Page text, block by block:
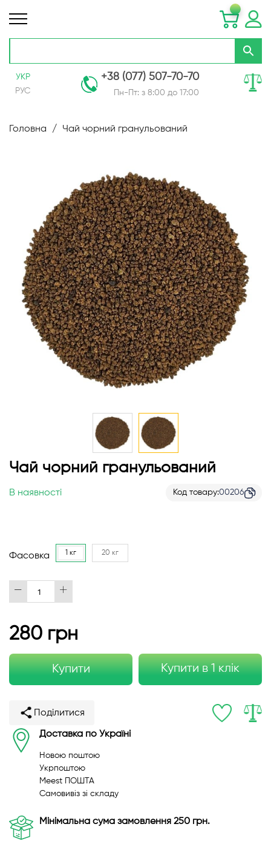
УКР
РУС
+38 (077) 507-70-70
Пн-Пт: з 8:00 до 17:00
Головна Чай чорний гранульований
зображень
Перейти
до
Чай чорний гранульований
В наявності Код товару 00206
Фасовка 1 кг 20 кг
280 грн
Купити Купити в 1 клік
Поділитися
Доставка по Україні
Новою поштою
Укрпоштою
Meest ПОШТА
Самовивіз зі складу
Мінімальна сума замовлення 250 грн.